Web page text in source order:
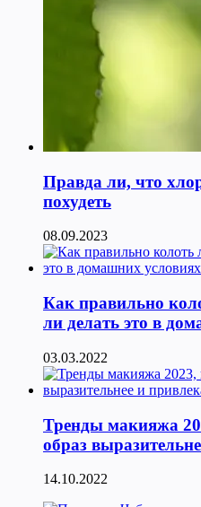
Правда ли, что
похудеть
08.09.2023
Как правильно
ли делать это в
03.03.2022
Тренды макияжа
образ
14.10.2022